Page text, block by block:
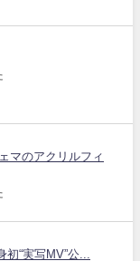
マのアクリルフィ
“実写MV”公...